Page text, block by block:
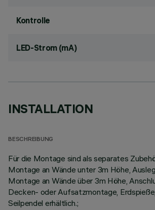
Kontrolle
LED-Strom (mA)
INSTALLATION
BESCHREIBUNG
Für die Montage sind als separates
Montage an Wände unter 3m Höhe,
Montage an Wände über 3m Höhe,
Decken- oder Aufsatzmontage,
Seilpendel erhältlich.;